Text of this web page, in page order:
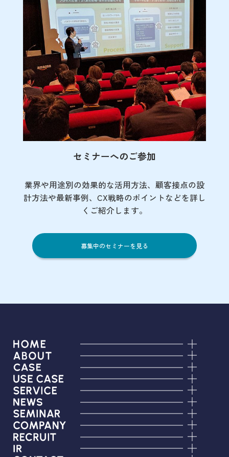
セミナーへのご参加
業界や用途別の効果的な活用方法、顧客接点の設
計方法や最新事例、CX戦略のポイントなどを詳し
くご紹介します。
募集中のセミナーを見る